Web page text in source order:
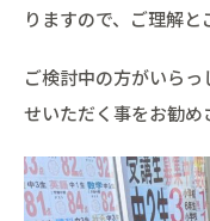
りますので、ご理解と
ご検討中の方がいら
せいただく事をお勧め